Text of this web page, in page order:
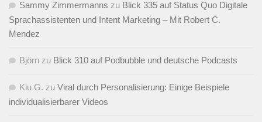
Sammy Zimmermanns zu Blick 335 auf Status Quo Digitale
Sprachassistenten und Intent Marketing – Mit Robert C.
Mendez
Björn zu Blick 310 auf Podbubble und deutsche Podcasts
Kiu G. zu Viral durch Personalisierung: Einige Beispiele
individualisierbarer Videos